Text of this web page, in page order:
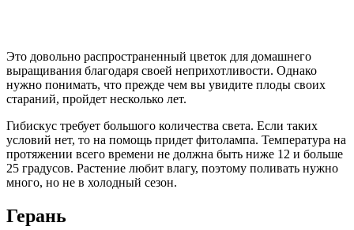
Это довольно распространенный цветок для домашнего
выращивания благодаря своей неприхотливости. Однако
нужно понимать, что прежде чем вы увидите плоды своих
стараний, пройдет несколько лет.
Гибискус требует большого количества света. Если таких
условий нет, то на помощь придет фитолампа. Температура на
протяжении всего времени не должна быть ниже 12 и больше
25 градусов. Растение любит влагу, поэтому поливать нужно
много, но не в холодный сезон.
Герань